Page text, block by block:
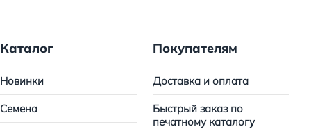
Каталог
Новинки
Семена
Покупателям
Доставка и оплата
Быстрый заказ по
печатному каталогу